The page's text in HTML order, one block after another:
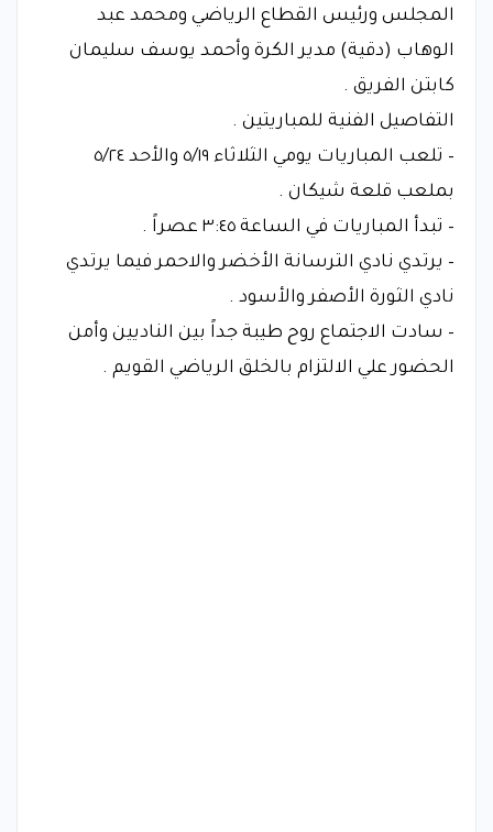
المجلس ورئيس القطاع الرياضي ومحمد عبد
الوهاب ‏(دقية‏) مدير الكرة وأحمد يوسف سليمان
كابتن الفريق .
التفاصيل الفنية للمباريتين .
– تلعب المباريات يومي الثلاثاء ٥/١٩ والأحد ٥/٢٤
بملعب قلعة شيكان .
– تبدأ المباريات في الساعة ٣:٤٥ عصراً .
– يرتدي نادي الترسانة الأخضر والاحمر فيما يرتدي
نادي الثورة الأصفر والأسود .
– سادت الاجتماع روح طيبة جداً بين الناديين وأمن
الحضور علي الالتزام بالخلق الرياضي القويم .